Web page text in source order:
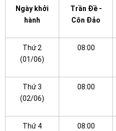
Ngày khởi
hành
Trần Đề -
Côn Đảo
Thứ 2
(01/06)
08:00
Thứ 3
(02/06)
08:00
Thứ 4
08:00